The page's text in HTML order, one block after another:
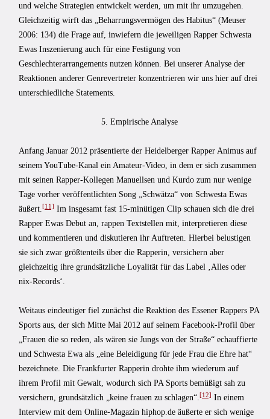
und welche Strategien entwickelt werden, um mit ihr umzugehen.
Gleichzeitig wirft das „Beharrungsvermögen des Habitus“ (Meuser
2006: 134) die Frage auf, inwiefern die jeweiligen Rapper Schwesta
Ewas Inszenierung auch für eine Festigung von
Geschlechterarrangements nutzen können. Bei unserer Analyse der
Reaktionen anderer Genrevertreter konzentrieren wir uns hier auf drei
unterschiedliche Statements.
5. Empirische Analyse
Anfang Januar 2012 präsentierte der Heidelberger Rapper Animus auf
seinem YouTube-Kanal ein Amateur-Video, in dem er sich zusammen
mit seinen Rapper-Kollegen Manuellsen und Kurdo zum nur wenige
Tage vorher veröffentlichten Song „Schwätza“ von Schwesta Ewas
äußert. [11] Im insgesamt fast 15-minütigen Clip schauen sich die drei
Rapper Ewas Debut an, rappen Textstellen mit, interpretieren diese
und kommentieren und diskutieren ihr Auftreten. Hierbei belustigen
sie sich zwar größtenteils über die Rapperin, versichern aber
gleichzeitig ihre grundsätzliche Loyalität für das Label ‚Alles oder
nix-Records‘.
Weitaus eindeutiger fiel zunächst die Reaktion des Essener Rappers PA
Sports aus, der sich Mitte Mai 2012 auf seinem Facebook-Profil über
„Frauen die so reden, als wären sie Jungs von der Straße“ echauffierte
und Schwesta Ewa als „eine Beleidigung für jede Frau die Ehre hat“
bezeichnete. Die Frankfurter Rapperin drohte ihm wiederum auf
ihrem Profil mit Gewalt, wodurch sich PA Sports bemüßigt sah zu
versichern, grundsätzlich „keine frauen zu schlagen“. [12] In einem
Interview mit dem Online-Magazin hiphop.de äußerte er sich wenige